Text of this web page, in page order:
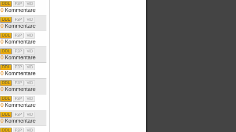
VID
P2P
DDL
0 Kommentare
VID
P2P
DDL
0 Kommentare
VID
P2P
DDL
0 Kommentare
VID
P2P
DDL
0 Kommentare
VID
P2P
DDL
0 Kommentare
VID
P2P
DDL
0 Kommentare
VID
P2P
DDL
0 Kommentare
VID
P2P
DDL
0 Kommentare
VID
P2P
DDL